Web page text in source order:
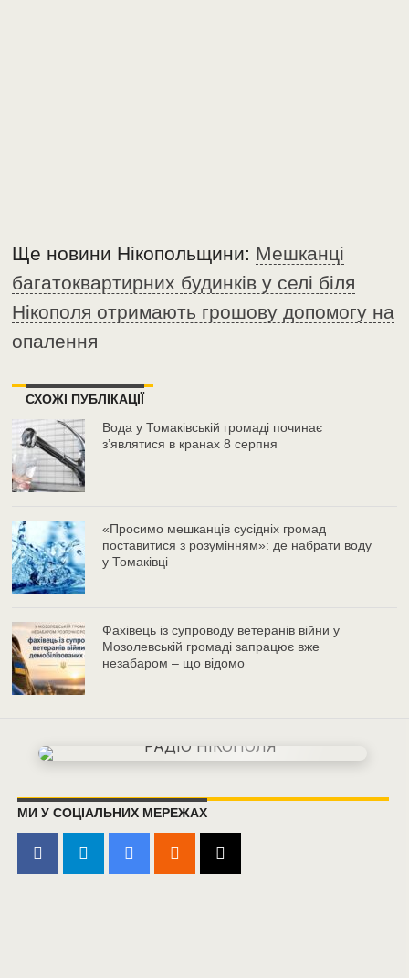
Ще новини Нікопольщини: Мешканці
багатоквартирних будинків у селі біля
Нікополя отримають грошову допомогу на
опалення
СХОЖІ ПУБЛІКАЦІЇ
Вода у Томаківській громаді починає
з’являтися в кранах 8 серпня
«Просимо мешканців сусідніх громад
поставитися з розумінням»: де набрати воду
у Томаківці
Фахівець із супроводу ветеранів війни у
Мозолевській громаді запрацює вже
незабаром – що відомо
МИ У СОЦІАЛЬНИХ МЕРЕЖАХ